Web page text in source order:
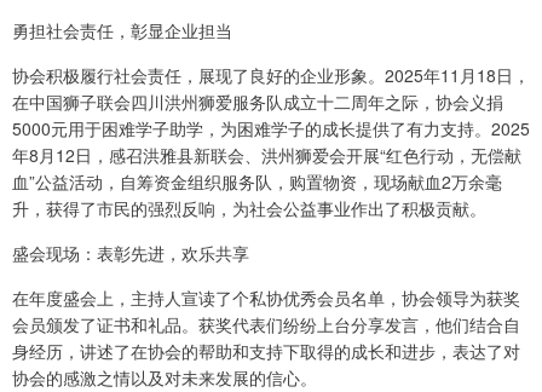
勇担社会责任，彰显企业担当
协会积极履行社会责任，展现了良好的企业形象。2025年11月18日，
在中国狮子联会四川洪州狮爱服务队成立十二周年之际，协会义捐
5000元用于困难学子助学，为困难学子的成长提供了有力支持。2025
年8月12日，感召洪雅县新联会、洪州狮爱会开展“红色行动，无偿献
血”公益活动，自筹资金组织服务队，购置物资，现场献血2万余毫
升，获得了市民的强烈反响，为社会公益事业作出了积极贡献。
盛会现场：表彰先进，欢乐共享
在年度盛会上，主持人宣读了个私协优秀会员名单，协会领导为获奖
会员颁发了证书和礼品。获奖代表们纷纷上台分享发言，他们结合自
身经历，讲述了在协会的帮助和支持下取得的成长和进步，表达了对
协会的感激之情以及对未来发展的信心。